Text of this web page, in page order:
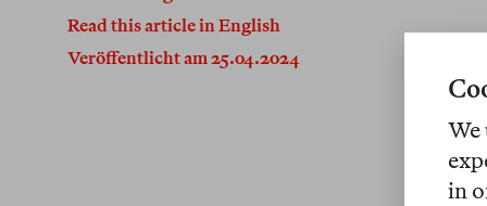
Read this article in English
Veröffentlicht am 25.04.2024
We
in